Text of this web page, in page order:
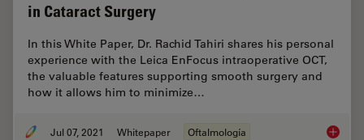
in Cataract Surgery
In this White Paper, Dr. Rachid Tahiri shares his personal
experience with the Leica EnFocus intraoperative OCT,
the valuable features supporting smooth surgery and
how it allows him to minimize…
Jul 07, 2021 Whitepaper Oftalmología